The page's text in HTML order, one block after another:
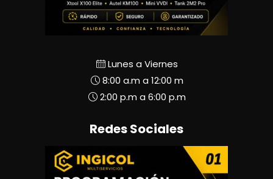
Lunes a Viernes
8:00 a.m a 12:00 m
2:00 p.m a 6:00 p.m
Redes Sociales